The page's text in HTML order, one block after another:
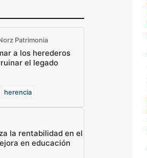
Patrimonia
a los herederos
el legado
herencia
la rentabilidad en el
en educación